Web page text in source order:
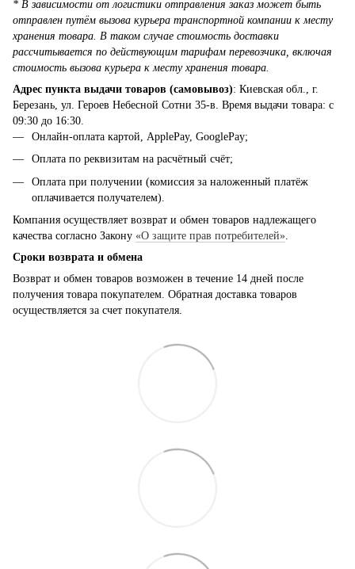
* В зависимости от логистики отправления заказ может быть
отправлен путём вызова курьера транспортной компании к месту
хранения товара. В таком случае стоимость доставки
рассчитывается по действующим тарифам перевозчика, включая
стоимость вызова курьера к месту хранения товара.
Адрес пункта выдачи товаров (самовывоз): Киевская обл., г.
Березань, ул. Героев Небесной Сотни 35-в. Время выдачи товара: с
09:30 до 16:30.
Онлайн-оплата картой, ApplePay, GooglePay;
Оплата по реквизитам на расчётный счёт;
Оплата при получении (комиссия за наложенный платёж
оплачивается получателем).
Компания осуществляет возврат и обмен товаров надлежащего
качества согласно Закону «О защите прав потребителей».
Сроки возврата и обмена
Возврат и обмен товаров возможен в течение 14 дней после
получения товара покупателем. Обратная доставка товаров
осуществляется за счет покупателя.